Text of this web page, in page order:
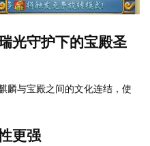
光守护下的宝殿圣
麟与宝殿之间的文化连结，使
更强